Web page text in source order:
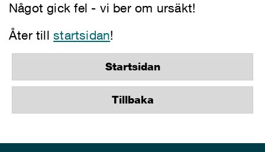
Något gick fel - vi ber om ursäkt!
Åter tillstartsidan!
Startsidan
Tillbaka